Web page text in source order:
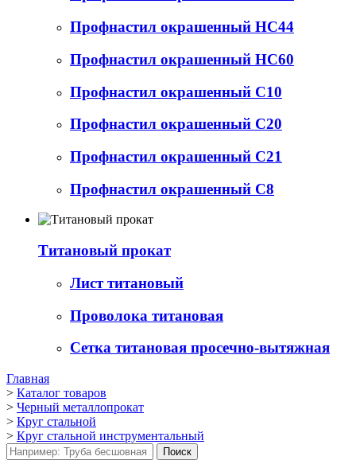
Профнастил окрашенный НС44
Профнастил окрашенный НС60
Профнастил окрашенный С10
Профнастил окрашенный С20
Профнастил окрашенный С21
Профнастил окрашенный С8
Титановый прокат
Лист титановый
Проволока титановая
Сетка титановая просечно-вытяжная
Главная
> Каталог товаров
> Черный металлопрокат
> Круг стальной
> Круг стальной инструментальный